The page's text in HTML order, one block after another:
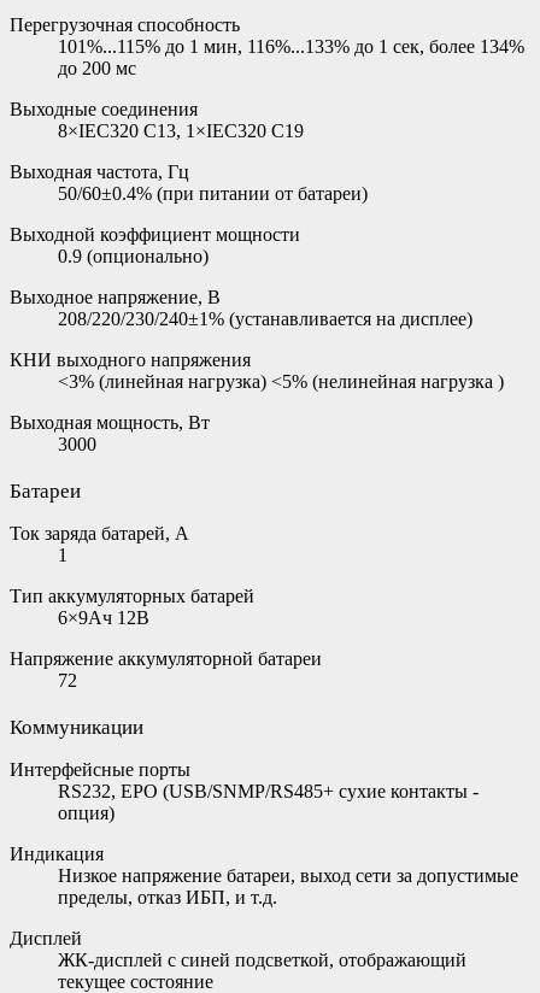
Перегрузочная способность
101%...115% до 1 мин, 116%...133% до 1 сек, более 134%
до 200 мс
Выходные соединения
8×IEC320 C13, 1×IEC320 C19
Выходная частота, Гц
50/60±0.4% (при питании от батареи)
Выходной коэффициент мощности
0.9 (опционально)
Выходное напряжение, В
208/220/230/240±1% (устанавливается на дисплее)
КНИ выходного напряжения
<3% (линейная нагрузка) <5% (нелинейная нагрузка )
Выходная мощность, Вт
3000
Батареи
Ток заряда батарей, А
1
Тип аккумуляторных батарей
6×9Ач 12В
Напряжение аккумуляторной батареи
72
Коммуникации
Интерфейсные порты
RS232, EPO (USB/SNMP/RS485+ сухие контакты -
опция)
Индикация
Низкое напряжение батареи, выход сети за допустимые
пределы, отказ ИБП, и т.д.
Дисплей
ЖК-дисплей c синей подсветкой, отображающий
текущее состояние